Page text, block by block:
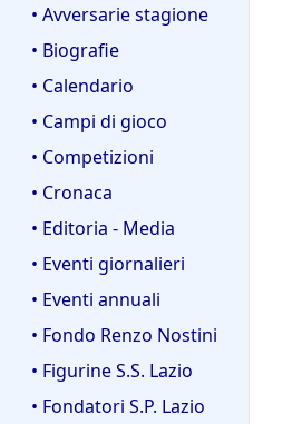
• Avversarie stagione
• Biografie
• Calendario
• Campi di gioco
• Competizioni
• Cronaca
• Editoria - Media
• Eventi giornalieri
• Eventi annuali
• Fondo Renzo Nostini
• Figurine S.S. Lazio
• Fondatori S.P. Lazio